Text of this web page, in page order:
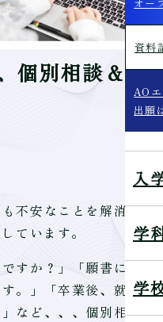
資料
AO
出願
入
学
学
個別相談＆学
不安なことを解消で
ています。
すか？」「願書に必
。」「卒業後、就職
など、、、個別相談